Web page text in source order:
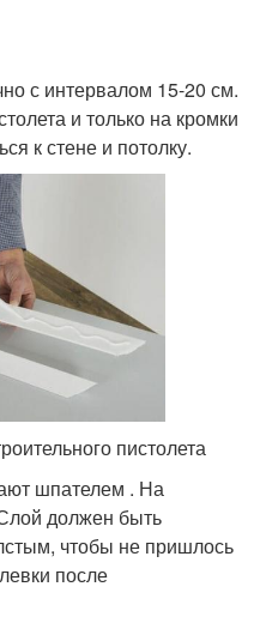
с интервалом 15-20 см.
и только на кромки
к стене и потолку.
пистолета
шпателем . На
должен быть
чтобы не пришлось
после